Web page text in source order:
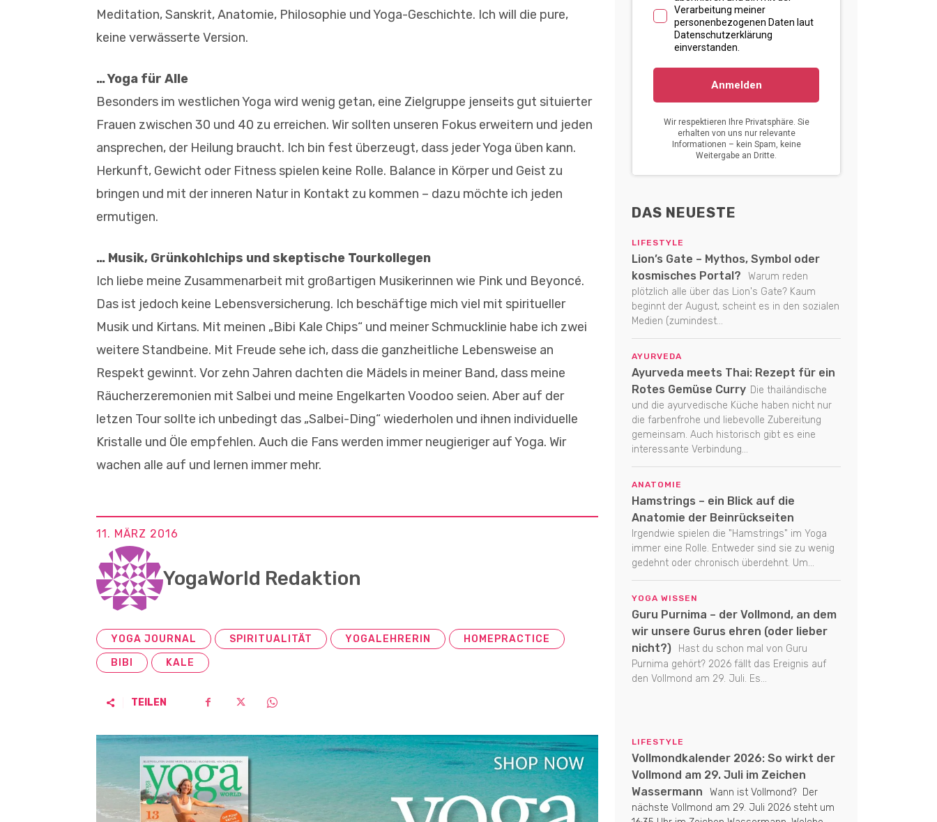
Meditation, Sanskrit, Anatomie, Philosophie und Yoga-Geschichte. Ich will die pure,
keine verwässerte Version.
… Yoga für Alle
Besonders im westlichen Yoga wird wenig getan, eine Zielgruppe jenseits gut situierter
Frauen zwischen 30 und 40 zu erreichen. Wir sollten unseren Fokus erweitern und jeden
ansprechen, der Heilung braucht. Ich bin fest überzeugt, dass jeder Yoga üben kann.
Herkunft, Gewicht oder Fitness spielen keine Rolle. Balance in Körper und Geist zu
bringen und mit der inneren Natur in Kontakt zu kommen – dazu möchte ich jeden
ermutigen.
… Musik, Grünkohlchips und skeptische Tourkollegen
Ich liebe meine Zusammenarbeit mit großartigen Musikerinnen wie Pink und Beyoncé.
Das ist jedoch keine Lebensversicherung. Ich beschäftige mich viel mit spiritueller
Musik und Kirtans. Mit meinen „Bibi Kale Chips“ und meiner Schmucklinie habe ich zwei
weitere Standbeine. Mit Freude sehe ich, dass die ganzheitliche Lebensweise an
Respekt gewinnt. Vor zehn Jahren dachten die Mädels in meiner Band, dass meine
Räucherzeremonien mit Salbei und meine Engelkarten Voodoo seien. Aber auf der
letzen Tour sollte ich unbedingt das „Salbei-Ding“ wiederholen und ihnen individuelle
Kristalle und Öle empfehlen. Auch die Fans werden immer neugieriger auf Yoga. Wir
wachen alle auf und lernen immer mehr.
11. MÄRZ 2016
YogaWorld Redaktion
YOGA JOURNAL SPIRITUALITÄT YOGALEHRERIN
HOMEPRACTICE
BIBI
KALE
TEILEN
DAS NEUESTE
LIFESTYLE
Lion’s Gate – Mythos, Symbol oder
kosmisches Portal?
Warum reden
plötzlich alle über das Lion's Gate? Kaum
beginnt der August, scheint es in den sozialen
Medien (zumindest...
AYURVEDA
Ayurveda meets Thai: Rezept für ein
Rotes Gemüse Curry Die thailändische
und die ayurvedische Küche haben nicht nur
die farbenfrohe und liebevolle Zubereitung
gemeinsam. Auch historisch gibt es eine
interessante Verbindung...
ANATOMIE
Hamstrings – ein Blick auf die
Anatomie der Beinrückseiten
Irgendwie spielen die "Hamstrings" im Yoga
immer eine Rolle. Entweder sind sie zu wenig
gedehnt oder chronisch überdehnt. Um...
YOGA WISSEN
Guru Purnima – der Vollmond, an dem
wir unsere Gurus ehren (oder lieber
nicht?)
Hast du schon mal von Guru
Purnima gehört? 2026 fällt das Ereignis auf
den Vollmond am 29. Juli. Es...
LIFESTYLE
Vollmondkalender 2026: So wirkt der
Vollmond am 29. Juli im Zeichen
Wassermann
Wann ist Vollmond? Der
nächste Vollmond am 29. Juli 2026 steht um